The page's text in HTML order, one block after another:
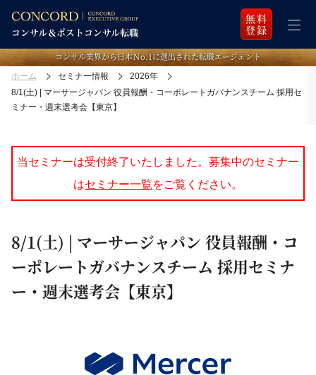
無料
登録
コンサル業界から日本Ｎo.1に選出された転職エージェント
ホーム セミナー情報
2026年
8/1(土) | マーサージャパン 役員報酬・コーポレートガバナンスチーム 採用セ
ミナー・週末選考会【東京】
当セミナーは受付終了いたしました。募集中のセミナー
はセミナー一覧をご覧ください。
8/1(土) | マーサージャパン 役員報酬・コ
ーポレートガバナンスチーム 採用セミナ
ー・週末選考会【東京】